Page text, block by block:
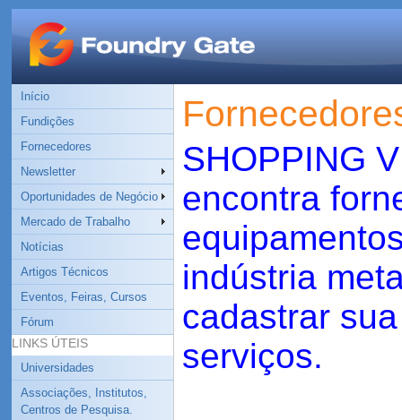
Início
Fundições
Fornecedores
Newsletter
Oportunidades de Negócio
Mercado de Trabalho
Notícias
Artigos Técnicos
Eventos, Feiras, Cursos
Fórum
LINKS ÚTEIS
Universidades
Associações, Institutos,
Centros de Pesquisa.
SHOPPING
encontra
indústria
cadastrar
serviços.